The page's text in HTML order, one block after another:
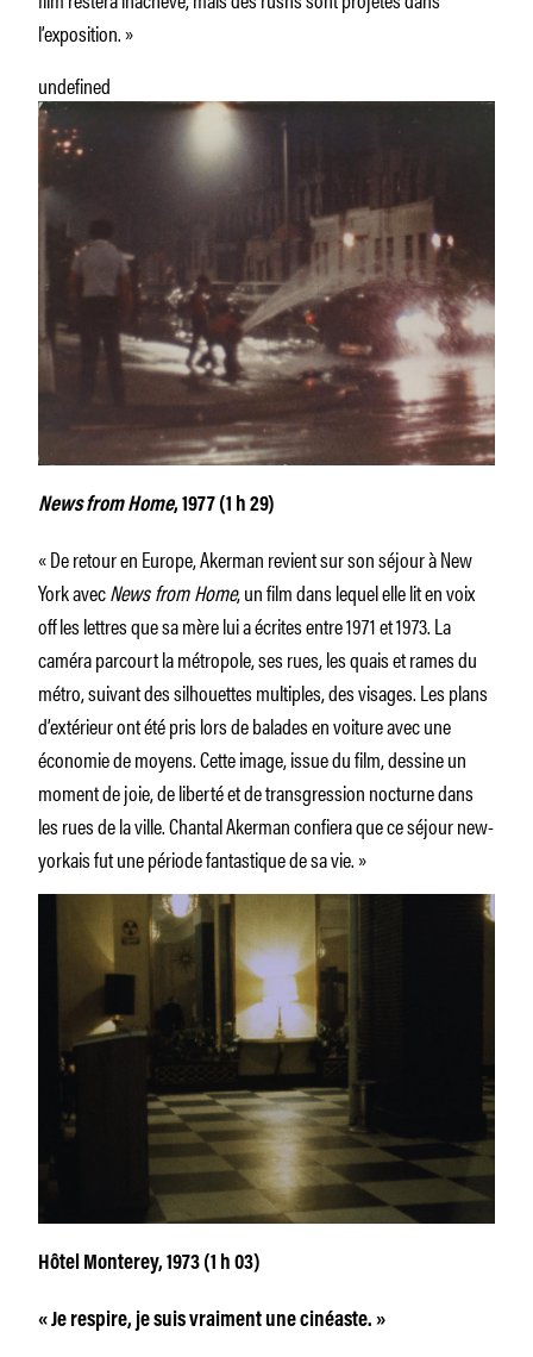
l’exposition. »
undefined
News from Home, 1977 (1 h 29)
« De retour en Europe, Akerman revient sur son séjour à New
York avecNews from Home, un film dans lequel elle lit en voix
off les lettres que sa mère lui a écrites entre 1971 et 1973. La
caméra parcourt la métropole, ses rues, les quais et rames du
métro, suivant des silhouettes multiples, des visages. Les plans
d’extérieur ont été pris lors de balades en voiture avec une
économie de moyens. Cette image, issue du film, dessine un
moment de joie, de liberté et de transgression nocturne dans
les rues de la ville. Chantal Akerman confiera que ce séjour new-
yorkais fut une période fantastique de sa vie. »
Hôtel Monterey, 1973 (1 h 03)
« Je respire, je suis vraiment une cinéaste. »